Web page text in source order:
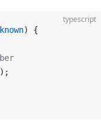
typescript
) {